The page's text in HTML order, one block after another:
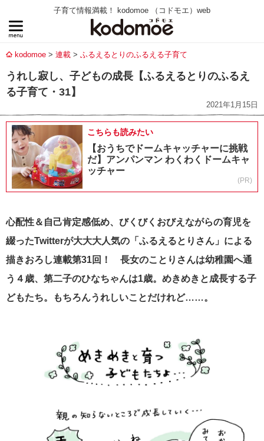
子育て情報満載！ kodomoe （コドモエ）web
kodomoe 連載 ふるえるとりのふるえる子育て
うれし寂し、子どもの成長【ふるえるとりのふるえ
る子育て・31】
2021年1月15日
こちらも読みたい
【おうちでドームキャッチャーに挑戦
だ】アンパンマン わくわくドームキャ
ッチャー
(PR)
心配性＆自己肯定感低め、びくびくおびえながらの育児を
綴ったTwitterが大大大人気の「ふるえるとりさん」による
描きおろし連載第31回！ 長女のことりさんは幼稚園へ通
う４歳、第二子のひなちゃんは1歳。めきめきと成長する子
どもたち。もちろんうれしいことだけれど……。